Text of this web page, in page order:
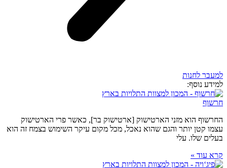
למעבר לחנות
למידע נוסף:
חרשוף
החרשוף הוא מזני הארטישוק [ארטישוק בר], כאשר פרי הארטישוק
עצמו קטן יותר והגם שהוא נאכל, מכל מקום עיקר השימוש בצמח זה הוא
בעלים שלו. עלי
קרא עוד »